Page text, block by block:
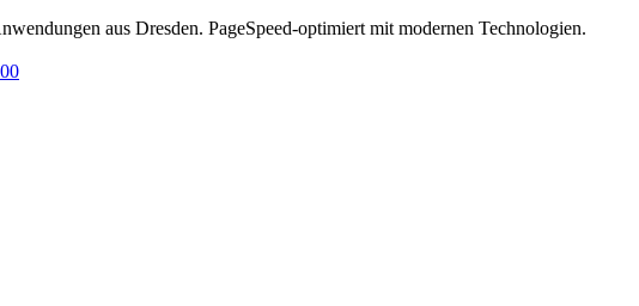
aus Dresden. PageSpeed-optimiert mit modernen Technologien.